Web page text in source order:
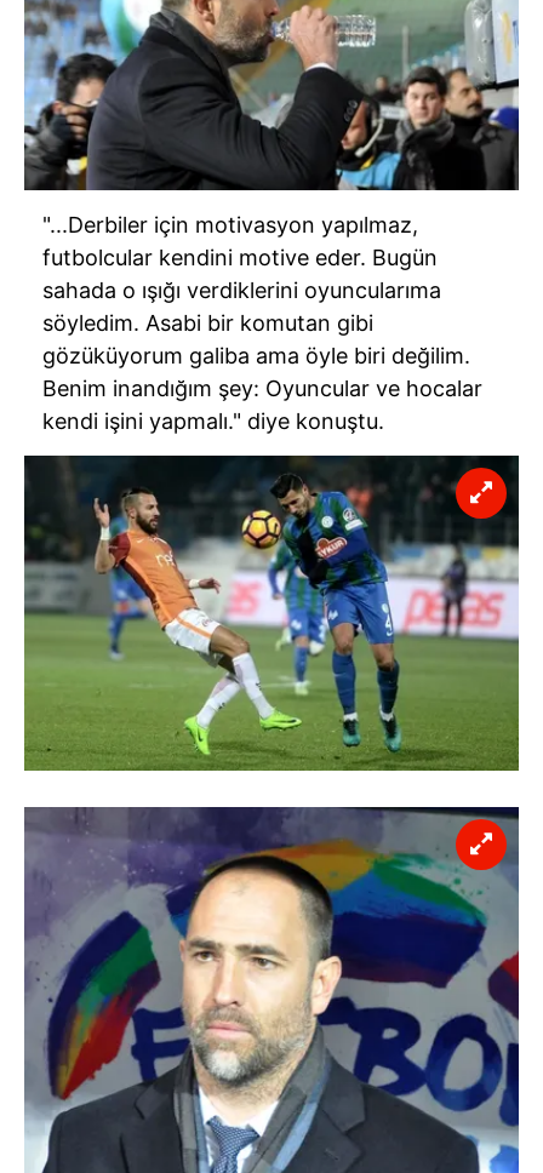
"...Derbiler için motivasyon yapılmaz,
futbolcular kendini motive eder. Bugün
sahada o ışığı verdiklerini oyuncularıma
söyledim. Asabi bir komutan gibi
gözüküyorum galiba ama öyle biri değilim.
Benim inandığım şey: Oyuncular ve hocalar
kendi işini yapmalı." diye konuştu.